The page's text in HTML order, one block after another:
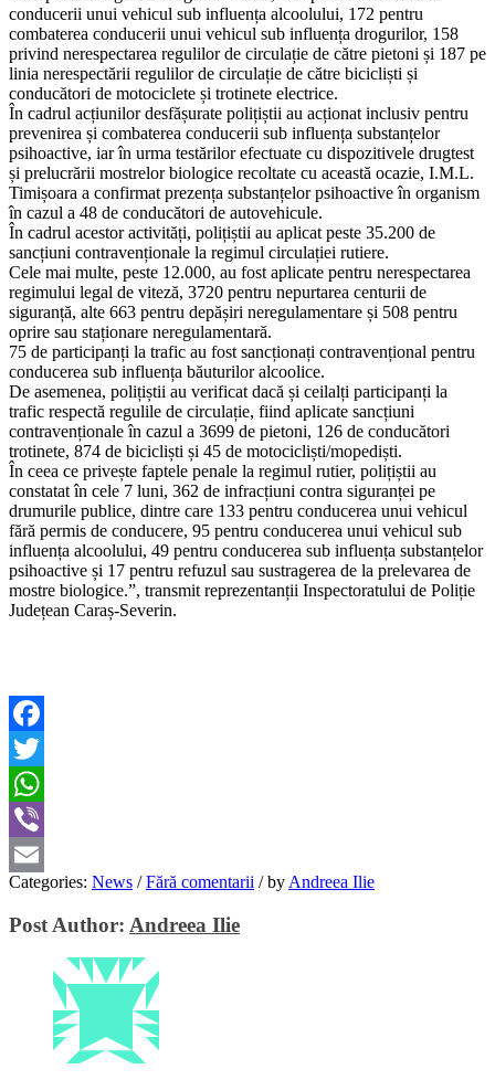
conducerii unui vehicul sub influența alcoolului, 172 pentru
combaterea conducerii unui vehicul sub influența drogurilor, 158
privind nerespectarea regulilor de circulație de către pietoni și 187 pe
linia nerespectării regulilor de circulație de către bicicliști și
conducători de motociclete și trotinete electrice.
În cadrul acțiunilor desfășurate polițiștii au acționat inclusiv pentru
prevenirea și combaterea conducerii sub influența substanțelor
psihoactive, iar în urma testărilor efectuate cu dispozitivele drugtest
și prelucrării mostrelor biologice recoltate cu această ocazie, I.M.L.
Timișoara a confirmat prezența substanțelor psihoactive în organism
în cazul a 48 de conducători de autovehicule.
În cadrul acestor activități, polițiștii au aplicat peste 35.200 de
sancțiuni contravenționale la regimul circulației rutiere.
Cele mai multe, peste 12.000, au fost aplicate pentru nerespectarea
regimului legal de viteză, 3720 pentru nepurtarea centurii de
siguranță, alte 663 pentru depășiri neregulamentare și 508 pentru
oprire sau staționare neregulamentară.
75 de participanți la trafic au fost sancționați contravențional pentru
conducerea sub influența băuturilor alcoolice.
De asemenea, polițiștii au verificat dacă și ceilalți participanți la
trafic respectă regulile de circulație, fiind aplicate sancțiuni
contravenționale în cazul a 3699 de pietoni, 126 de conducători
trotinete, 874 de bicicliști și 45 de motocicliști/mopediști.
În ceea ce privește faptele penale la regimul rutier, polițiștii au
constatat în cele 7 luni, 362 de infracțiuni contra siguranței pe
drumurile publice, dintre care 133 pentru conducerea unui vehicul
fără permis de conducere, 95 pentru conducerea unui vehicul sub
influența alcoolului, 49 pentru conducerea sub influența substanțelor
psihoactive și 17 pentru refuzul sau sustragerea de la prelevarea de
mostre biologice.”, transmit reprezentanții Inspectoratului de Poliție
Județean Caraș-Severin.
Facebook
Twitter
WhatsApp
Viber
Email
Categories: News / Fără comentarii /by Andreea Ilie
Post Author: Andreea Ilie